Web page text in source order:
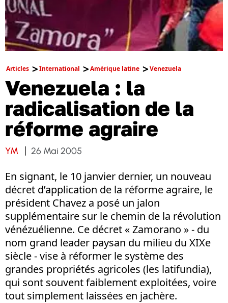
Articles International Amérique latine Venezuela
Venezuela : la
radicalisation de la
réforme agraire
YM 26 Mai 2005
En signant, le 10 janvier dernier, un nouveau
décret d’application de la réforme agraire, le
président Chavez a posé un jalon
supplémentaire sur le chemin de la révolution
vénézuélienne. Ce décret « Zamorano » - du
nom grand leader paysan du milieu du XIXe
siècle - vise à réformer le système des
grandes propriétés agricoles (les latifundia),
qui sont souvent faiblement exploitées, voire
tout simplement laissées en jachère.